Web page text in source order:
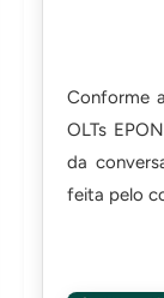
Conforme
OLTs
da
feita pelo